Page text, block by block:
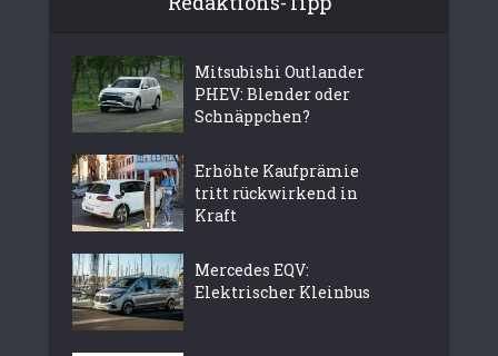
Mitsubishi Outlander
PHEV: Blender oder
Schnäppchen?
Erhöhte Kaufprämie
tritt rückwirkend in
Kraft
Mercedes EQV:
Elektrischer Kleinbus